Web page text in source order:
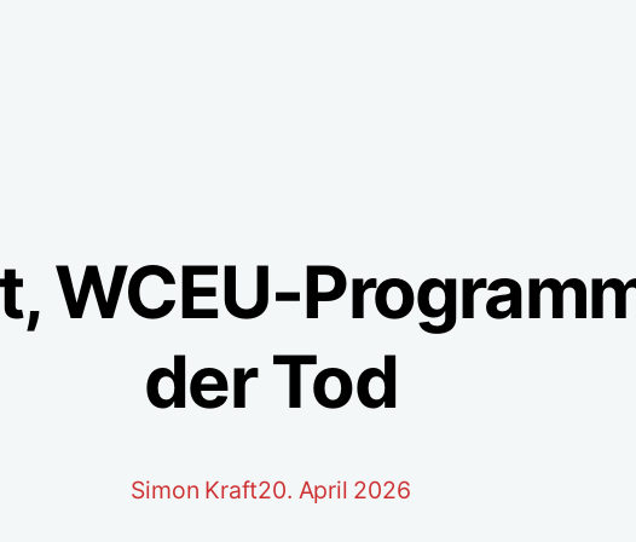
WCEU-
der Tod
Simon Kraft20. April 2026